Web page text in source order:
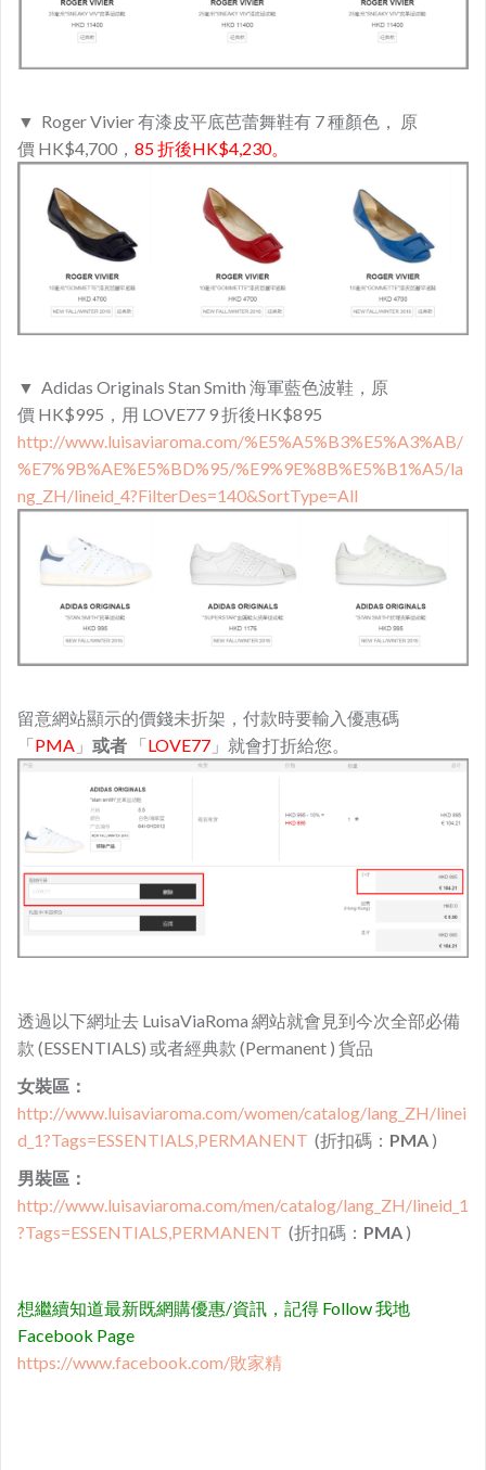
▼ Roger Vivier 有漆皮平底芭蕾舞鞋有 7 種顏色， 原
價 HK$4,700， 85 折後HK$4,230。
▼ Adidas Originals Stan Smith 海軍藍色波鞋，原
價 HK$995，用 LOVE77 9 折後HK$895
http://www.luisaviaroma.com/%E5%A5%B3%E5%A3%AB/
%E7%9B%AE%E5%BD%95/%E9%9E%8B%E5%B1%A5/la
ng_ZH/lineid_4?FilterDes=140&SortType=All
留意網站顯示的價錢未折架，付款時要輸入優惠碼
「PMA 」 或者 「LOVE77 」就會打折給您。
透過以下網址去 LuisaViaRoma 網站就會見到今次全部必備
款 (ESSENTIALS) 或者經典款 (Permanent ) 貨品
女裝區：
http://www.luisaviaroma.com/women/catalog/lang_ZH/linei
d_1?Tags=ESSENTIALS,PERMANENT (折扣碼： PMA )
男裝區：
http://www.luisaviaroma.com/men/catalog/lang_ZH/lineid_1
?Tags=ESSENTIALS,PERMANENT (折扣碼： PMA )
想繼續知道最新既網購優惠/資訊，記得 Follow 我地
Facebook Page
https://www.facebook.com/敗家精